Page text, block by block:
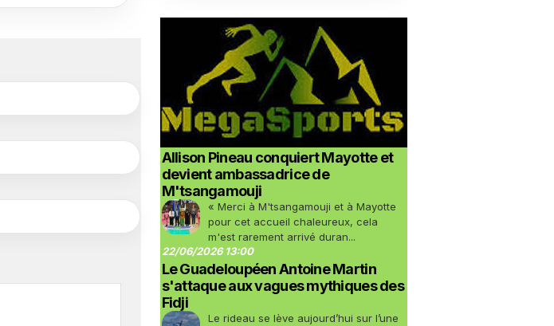
Allison Pineau conquiert Mayotte et
devient ambassadrice de
M'tsangamouji
« Merci à M'tsangamouji et à Mayotte
pour cet accueil chaleureux, cela
m'est rarement arrivé duran...
22/06/2026 13:00
Le Guadeloupéen Antoine Martin
s'attaque aux vagues mythiques des
Fidji
Le rideau se lève aujourd’hui sur l’une